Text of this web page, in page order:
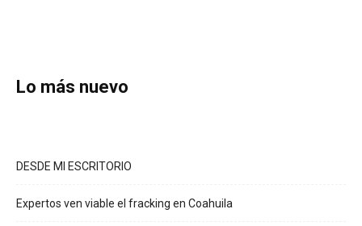
Lo más nuevo
DESDE MI ESCRITORIO
Expertos ven viable el fracking en Coahuila